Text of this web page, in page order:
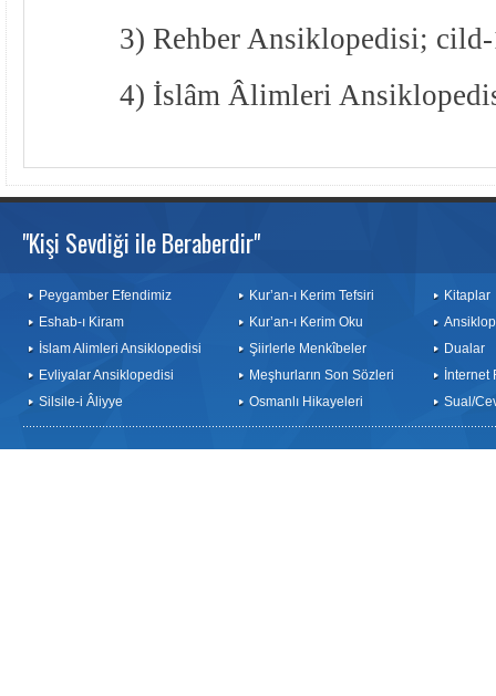
3) Rehber Ansiklopedisi;
4) İslâm Âlimleri
"Kişi Sevdiği ile Beraberdir"
Peygamber Efendimiz
Eshab-ı Kiram
İslam Alimleri Ansiklopedisi
Evliyalar Ansiklopedisi
Silsile-i Âliyye
Kur’an-ı Kerim Tefsiri
Kur’an-ı Kerim Oku
Şiirlerle Menkîbeler
Meşhurların Son Sözleri
Osmanlı Hikayeleri
Kitaplar
Dualar
İnternet
Sual/